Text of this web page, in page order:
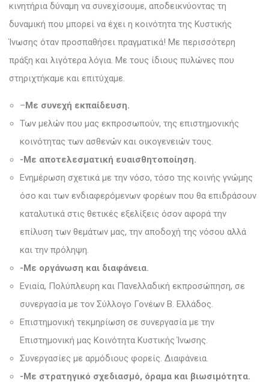
κινητήρια δύναμη να συνεχίσουμε, αποδεικνύοντας τη
δυναμική που μπορεί να έχει η κοινότητα της Κυστικής
Ίνωσης όταν προσπαθήσει πραγματικά! Με περισσότερη
πράξη και λιγότερα λόγια. Με τους ίδιους πυλώνες που
στηριχτήκαμε και επιτύχαμε.
–Με συνεχή εκπαίδευση.
Των μελών που μας εκπροσωπούν, της επιστημονικής
κοινότητας των ασθενών και οικογενειών τους.
-Με αποτελεσματική ευαισθητοποίηση.
Ενημέρωση σχετικά με την νόσο, τόσο της κοινής γνώμης
όσο και των ενδιαφερόμενων φορέων που θα επιδράσουν
καταλυτικά στις θετικές εξελίξεις όσον αφορά την
επίλυση των θεμάτων μας, την αποδοχή της νόσου αλλά
και την πρόληψη.
-Με οργάνωση και διαφάνεια.
Ενιαία, Πολύπλευρη και Πανελλαδική εκπροσώπηση, σε
συνεργασία με τον Σύλλογο Γονέων Β. Ελλάδος.
Επιστημονική τεκμηρίωση σε συνεργασία με την
Επιστημονική μας Κοινότητα Κυστικής Ίνωσης.
Συνεργασίες με αρμόδιους φορείς. Διαφάνεια.
-Με στρατηγικό σχεδιασμό, όραμα και βιωσιμότητα.